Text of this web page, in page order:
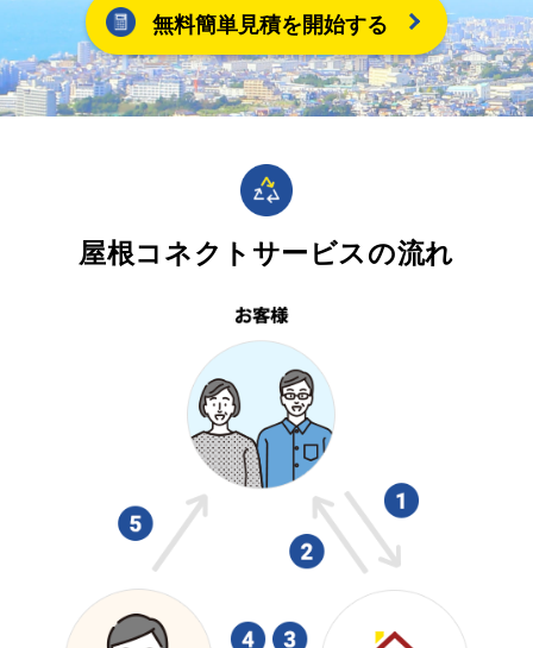
無料簡単見積を開始する
屋根コネクトサービスの流れ